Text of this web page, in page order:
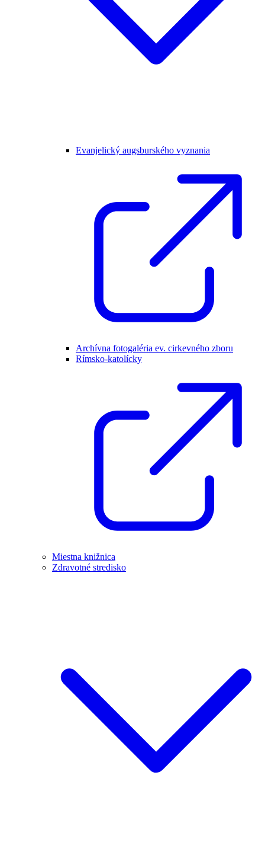
Evanjelický augsburského vyznania
Archívna fotogaléria ev. cirkevného zboru
Rímsko-katolícky
Miestna knižnica
Zdravotné stredisko